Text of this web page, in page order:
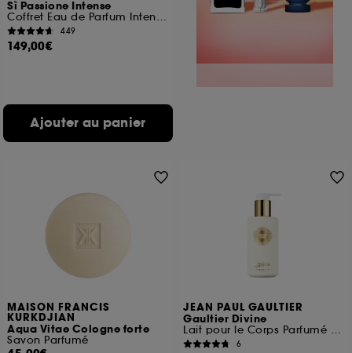
Sì Passione Intense
Coffret Eau de Parfum Intense pour femme
449
149,00€
Ajouter au panier
MAISON FRANCIS
KURKDJIAN
Aqua Vitae Cologne forte
Savon Parfumé
JEAN PAUL GAULTIER
Gaultier Divine
Lait pour le Corps Parfumé et Floral pour Femme
6